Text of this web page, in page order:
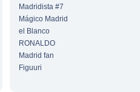
Madridista #7
Mágico Madrid
el Blanco
RONALDO
Madrid fan
Figuuri